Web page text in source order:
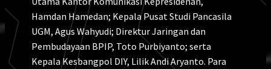
Hamdan Hamedan; Kepala Pusat Studi Pancasila
UGM, Agus Wahyudi; Direktur Jaringan dan
Pembudayaan BPIP, Toto Purbiyanto; serta
Kepala Kesbangpol DIY, Lilik Andi Aryanto. Para